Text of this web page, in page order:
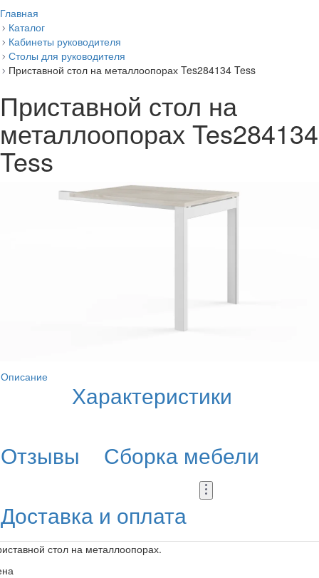
Главная
Каталог
Кабинеты руководителя
Столы для руководителя
Приставной стол на металлоопорах Tes284134 Tess
Приставной стол на
металлоопорах Tes284134
Tess
Описание
Характеристики
Отзывы
Сборка мебели
Доставка и оплата
стол на металлоопорах.